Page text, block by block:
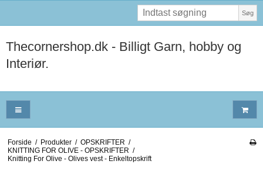
Søg
Thecornershop.dk - Billigt Garn, hobby og
Interiør.
Forside / Produkter / OPSKRIFTER /
KNITTING FOR OLIVE - OPSKRIFTER /
Knitting For Olive - Olives vest - Enkeltopskrift